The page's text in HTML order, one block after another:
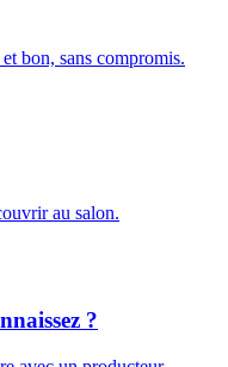
bon, sans compromis.
au salon.
?